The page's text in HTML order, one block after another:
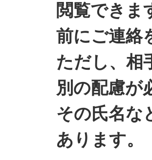
閲覧できま
前にご連絡
ただし、相
別の配慮が
その氏名な
あります。